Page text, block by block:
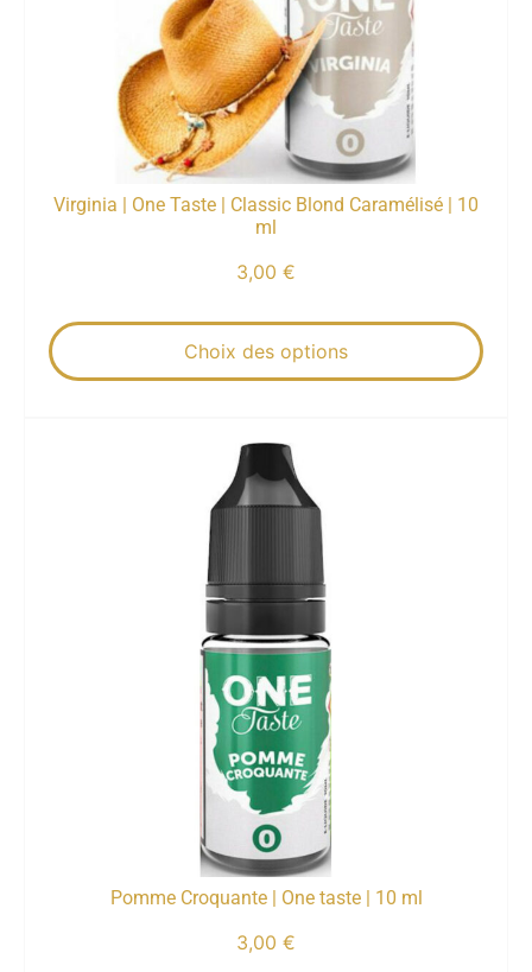
Virginia | One Taste | Classic Blond Caramélisé | 10
ml
3,00 €
Choix des options
Pomme Croquante | One taste | 10 ml
3,00 €